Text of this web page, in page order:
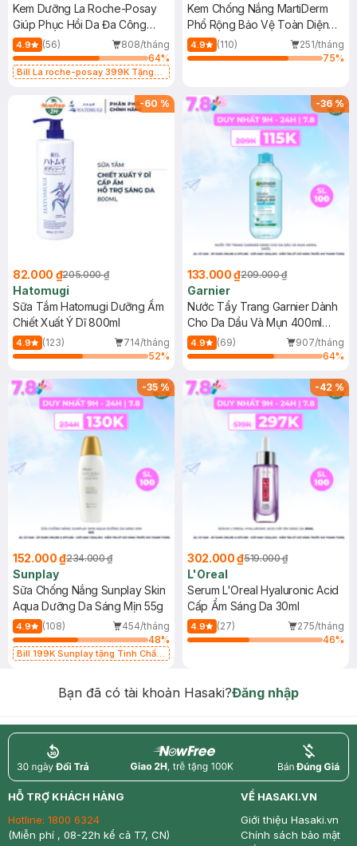
Kem Dưỡng La Roche-Posay
Giúp Phục Hồi Da Đa Công
Dụng 40ml
4.9 (56)
808/tháng
64%
Bill La roche-posay 399K Tặng
(SL có hạn)
Kem Chống Nắng MartiDerm
Phổ Rộng Bảo Vệ Toàn Diện
40ml
4.9 (110)
251/tháng
75%
-60 %
82.000 ₫205.000 ₫
Hatomugi
Sữa Tắm Hatomugi Dưỡng Ẩm
Chiết Xuất Ý Dĩ 800ml
4.9 (123)
714/tháng
52%
-36%
133.000 ₫209.000 ₫
Garnier
Nước Tẩy Trang Garnier Dành
Cho Da Dầu Và Mụn 400ml
(Mới)
4.9 (69)
907/tháng
64%
-35%
152.000 ₫234.000 ₫
Sunplay
Sữa Chống Nắng Sunplay Skin
Aqua Dưỡng Da Sáng Mịn 55g
4.9 (108)
454/tháng
48%
Bill 199K Sunplay tặng Tinh Chất
-42%
302.000 ₫519.000 ₫
L'Oreal
Serum L'Oreal Hyaluronic Acid
Cấp Ẩm Sáng Da 30ml
4.9 (27)
275/tháng
46%
Bạn đã có tài khoản Hasaki?Đăng nhập
return nowfree price
HỖ TRỢ KHÁCH HÀNG
Hotline: 1800 6324
(Miễn phí , 08-22h kể cả T7, CN)
VỀ HASAKI.VN
Giới thiệu Hasaki.vn
Chính sách bảo mật